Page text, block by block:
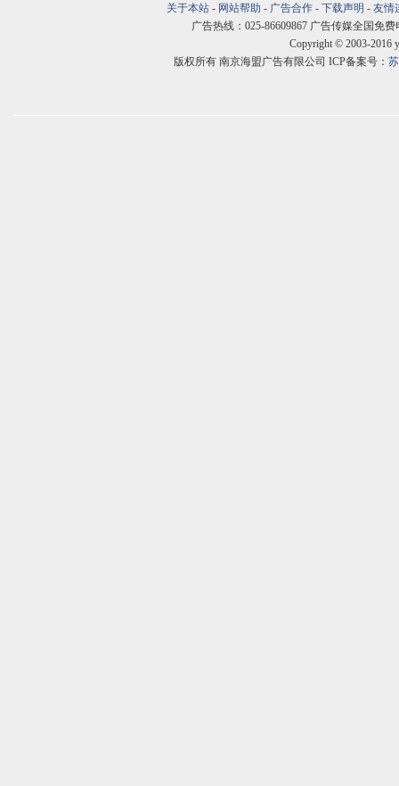
关于本站 - 网站帮助 - 广告合作 - 下载声明 - 友情
广告热线：025-86609867 广告传媒全国免费
Copyright © 2003-2016
版权所有 南京海盟广告有限公司 ICP备案号：